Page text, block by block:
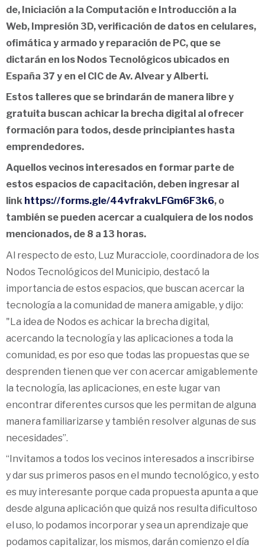
de, Iniciación a la Computación e Introducción a la
Web, Impresión 3D, verificación de datos en celulares,
ofimática y armado y reparación de PC, que se
dictarán en los Nodos Tecnológicos ubicados en
España 37 y en el CIC de Av. Alvear y Alberti.
Estos talleres que se brindarán de manera libre y
gratuita buscan achicar la brecha digital al ofrecer
formación para todos, desde principiantes hasta
emprendedores.
Aquellos vecinos interesados en formar parte de
estos espacios de capacitación, deben ingresar al
link https://forms.gle/44vfrakvLFGm6F3k6, o
también se pueden acercar a cualquiera de los nodos
mencionados, de 8 a 13 horas.
Al respecto de esto, Luz Muracciole, coordinadora de los
Nodos Tecnológicos del Municipio, destacó la
importancia de estos espacios, que buscan acercar la
tecnología a la comunidad de manera amigable, y dijo:
"La idea de Nodos es achicar la brecha digital,
acercando la tecnología y las aplicaciones a toda la
comunidad, es por eso que todas las propuestas que se
desprenden tienen que ver con acercar amigablemente
la tecnología, las aplicaciones, en este lugar van
encontrar diferentes cursos que les permitan de alguna
manera familiarizarse y también resolver algunas de sus
necesidades”.
“Invitamos a todos los vecinos interesados a inscribirse
y dar sus primeros pasos en el mundo tecnológico, y esto
es muy interesante porque cada propuesta apunta a que
desde alguna aplicación que quizá nos resulta dificultoso
el uso, lo podamos incorporar y sea un aprendizaje que
podamos capitalizar, los mismos, darán comienzo el día